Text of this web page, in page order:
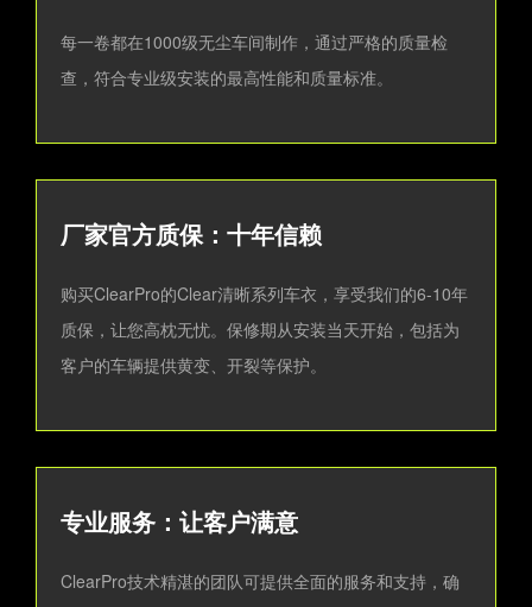
每一卷都在1000级无尘车间制作，通过严格的质量检
查，符合专业级安装的最高性能和质量标准。
厂家官方质保：十年信赖
购买ClearPro的Clear清晰系列车衣，享受我们的6-10年
质保，让您高枕无忧。保修期从安装当天开始，包括为
客户的车辆提供黄变、开裂等保护。
专业服务：让客户满意
ClearPro技术精湛的团队可提供全面的服务和支持，确